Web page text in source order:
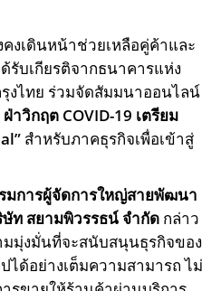
งเดินหน้าช่วยเหลือคู่ค้าและ
รับเกียรติจากธนาคารแห่ง
งไทย ร่วมจัดสัมมนาออนไลน์
ฝ่าวิกฤต COVID-19 เตรียม
สำหรับภาคธุรกิจเพื่อเข้าสู่
มการผู้จัดการใหญ่สายพัฒนา
ท สยามพิวรรธน์ จำกัด กล่าว
มุ่งมั่นที่จะสนับสนุนธุรกิจของ
ได้อย่างเต็มความสามารถ ไม่